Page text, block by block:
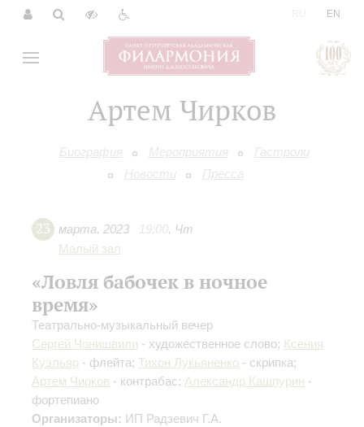
EN
Артем Чирков
Биография Мероприятия
Гастроли
Новости
Пресса
23 марта, 2023 19:00, Чт
Малый зал
«Ловля бабочек в ночное
время»
Театрально-музыкальный вечер
Сергей Чонишвили - художественное слово; Ксения
Куэльяр - флейта; Тихон Лукьяненко - скрипка;
Артем Чирков - контрабас; Александр Кашпурин -
фортепиано
Организаторы: ИП Радзевич Г.А.